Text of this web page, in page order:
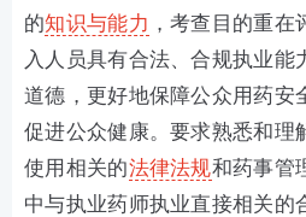
的知识与能力 ，考查目的重
入人员具有合法、合规执业能
道德，更好地保障公众用药安
促进公众健康。要求熟悉和理
使用相关的法律法规和药事管
中与执业药师执业直接相关的